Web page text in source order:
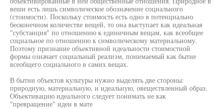
веши есть лишь символическое обозначение социального
(стоимости). Поскольку стоимость есть одно в потенциально
бесконечном количестве вещей, то она выступает как идеальная
"субстанция" по отношению к единичным вещам, как всеобщее
социальное по отношению к символическому материальному.
Поэтому признание объективной идеальности стоимостной
формы означает социальный реализм, понимаемый как бытие
всеобщего социального в самих вещах.
В бытии объектов культуры нужно выделять две стороны:
природную, материальную, и идеальную, овеществленный образ.
Объективацию идеального следует понимать не как
"превращение" идеи в мате